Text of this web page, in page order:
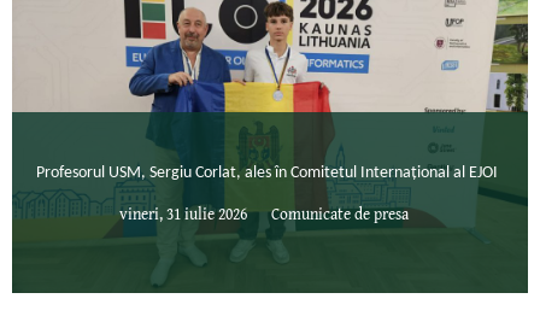
Profesorul USM, Sergiu Corlat, ales în Comitetul Internațional al EJOI
vineri, 31 iulie 2026 Comunicate de presa